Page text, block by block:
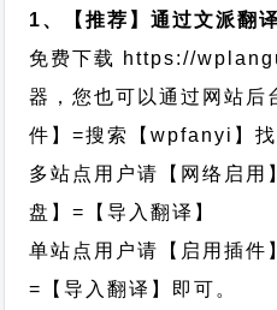
1、【推荐】通过文派翻
免费下载 https://
器，您也可以通过网站后
件】=搜索【wpfanyi】找
多站点用户请【网络启用
盘】=【导入翻译】
单站点用户请【启用插件
=【导入翻译】即可。